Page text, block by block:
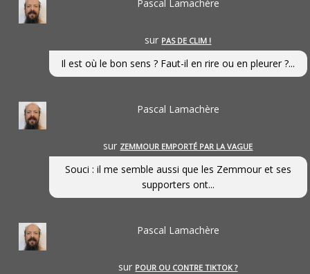
Pascal Lamachère
sur PAS DE CLIM !
Il est où le bon sens ? Faut-il en rire ou en pleurer ?...
Pascal Lamachère
sur ZEMMOUR EMPORTÉ PAR LA VAGUE
Souci : il me semble aussi que les Zemmour et ses
supporters ont...
Pascal Lamachère
sur POUR OU CONTRE TIKTOK ?